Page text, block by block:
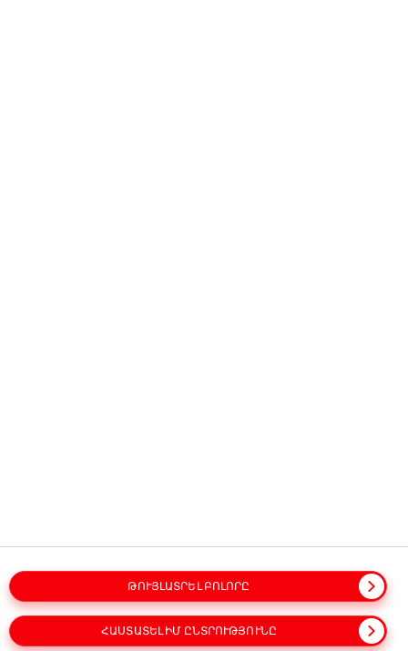
Տերմինաբանություն
Կայքի քարտեզ
Քաղաքականություններ
Գաղտնիության ծանուցում
Քուքիների ծանուցում
Օգտագործման պայմաններ
Հասանելիություն
Խոսի՛ր
ՀԱՍՏԱՏԵԼ ԻՄ ԸՆՏՐՈՒԹՅՈՒՆԸ
ԹՈՒՅԼԱՏՐԵԼ ԲՈԼՈՐԸ